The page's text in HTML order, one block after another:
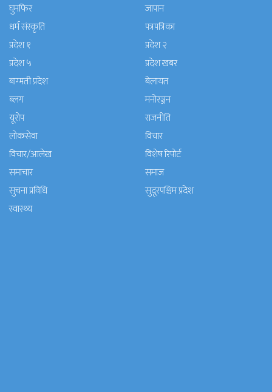
घुमफिर
जापान
धर्म संस्कृति
पत्रपत्रिका
प्रदेश १
प्रदेश २
प्रदेश ५
प्रदेश खबर
बाग्मती प्रदेश
बेलायत
ब्लग
मनाेरञ्जन
यूरोप
राजनीति
लोकसेवा
विचार
विचार/आलेख
विशेष रिपोर्ट
समाचार
समाज
सुचना प्रविधि
सुदूरपश्चिम प्रदेश
स्वास्थ्य